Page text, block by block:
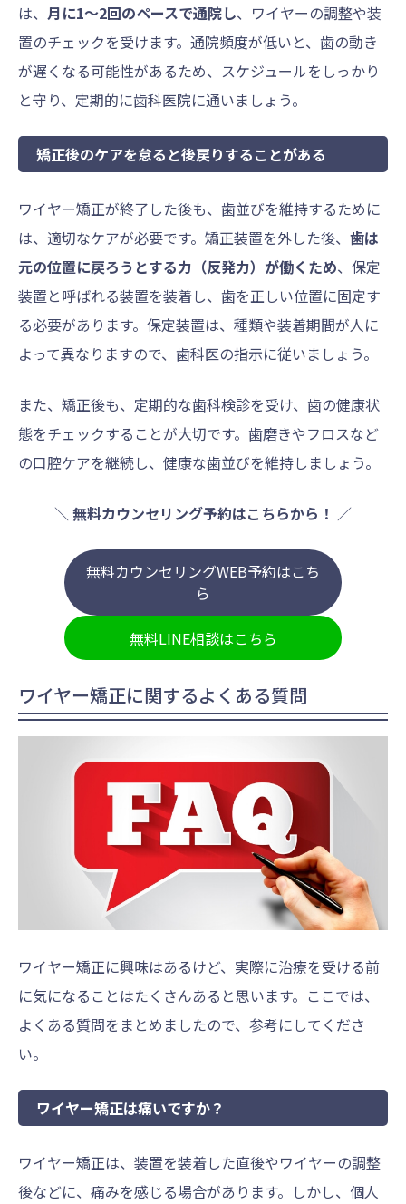
は、 月に1～2回のペースで通院し、ワイヤーの調整や装
置のチェックを受けます。通院頻度が低いと、歯の動き
が遅くなる可能性があるため、スケジュールをしっかり
と守り、定期的に歯科医院に通いましょう。
矯正後のケアを怠ると後戻りすることがある
ワイヤー矯正が終了した後も、歯並びを維持するために
は、適切なケアが必要です。矯正装置を外した後、 歯は
元の位置に戻ろうとする力（反発力）が働くため、保定
装置と呼ばれる装置を装着し、歯を正しい位置に固定す
る必要があります。保定装置は、種類や装着期間が人に
よって異なりますので、歯科医の指示に従いましょう。
また、矯正後も、定期的な歯科検診を受け、歯の健康状
態をチェックすることが大切です。歯磨きやフロスなど
の口腔ケアを継続し、健康な歯並びを維持しましょう。
＼ 無料カウンセリング予約はこちらから！ ／
無料カウンセリングWEB予約はこち
ら
無料LINE相談はこちら
ワイヤー矯正に関するよくある質問
ワイヤー矯正に興味はあるけど、実際に治療を受ける前
に気になることはたくさんあると思います。ここでは、
よくある質問をまとめましたので、参考にしてくださ
い。
ワイヤー矯正は痛いですか？
ワイヤー矯正は、装置を装着した直後やワイヤーの調整
後などに、痛みを感じる場合があります。しかし、個人